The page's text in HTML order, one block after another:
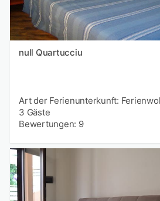
null Quartucciu
Art der Ferienunterkunft:
3 Gäste
Bewertungen: 9